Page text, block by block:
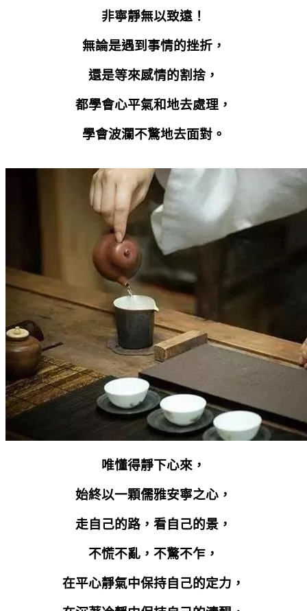
非寧靜無以致遠！
無論是遇到事情的挫折，
還是等來感情的割捨，
都學會心平氣和地去處理，
學會波瀾不驚地去面對。
唯懂得靜下心來，
始終以一顆儒雅安寧之心，
走自己的路，看自己的景，
不慌不亂，不驚不乍，
在平心靜氣中保持自己的定力，